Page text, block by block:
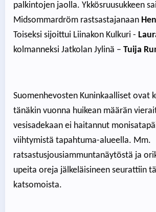
palkintojen jaolla. Ykkösruusukkeen sai
Midsommardröm rastsastajanaan
Toiseksi sijoittui Liinakon Kulkuri -
kolmanneksi Jatkolan Jylinä – Tuija
Suomenhevosten Kuninkaalliset ovat
tänäkin vuonna huikean määrän
vesisadekaan ei haitannut
viihtymistä tapahtuma-alueella. Mm.
ratsastusjousiammuntanäytöstä ja
upeita oreja jälkeläisineen seurattiin
katsomoista.